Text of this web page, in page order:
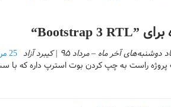
Bootstrap 3 RTL
“
آخر ماه – مرداد ۹۵ | کیبرد آزاد
25 مرداد 1395 در 12:02 ب.ظ
راست به چپ کردن بوت استرپ داره که